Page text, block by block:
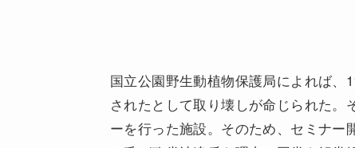
国立公園野生動植物保護局によれば、
されたとして取り壊しが命じられた
ーを行った施設。そのため、セミナー